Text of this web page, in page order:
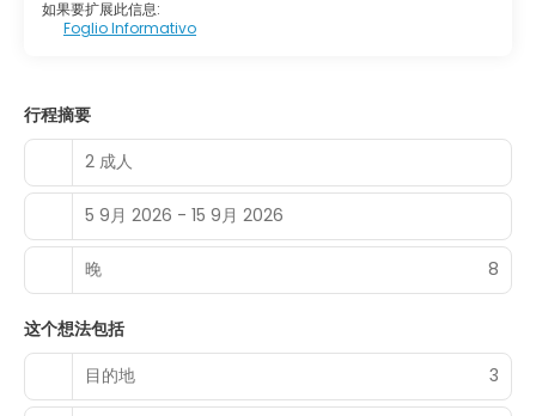
如果要扩展此信息:
Foglio Informativo
行程摘要
2 成人
5 9月 2026 - 15 9月 2026
晚 8
这个想法包括
目的地
3